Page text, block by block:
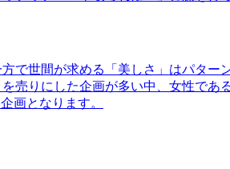
で世間が求める「美しさ」はパタ
売りにした企画が多い中、女性であ
画となります。